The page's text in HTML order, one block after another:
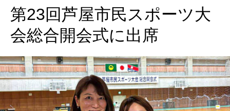
第23回芦屋市民スポーツ大
会総合開会式に出席